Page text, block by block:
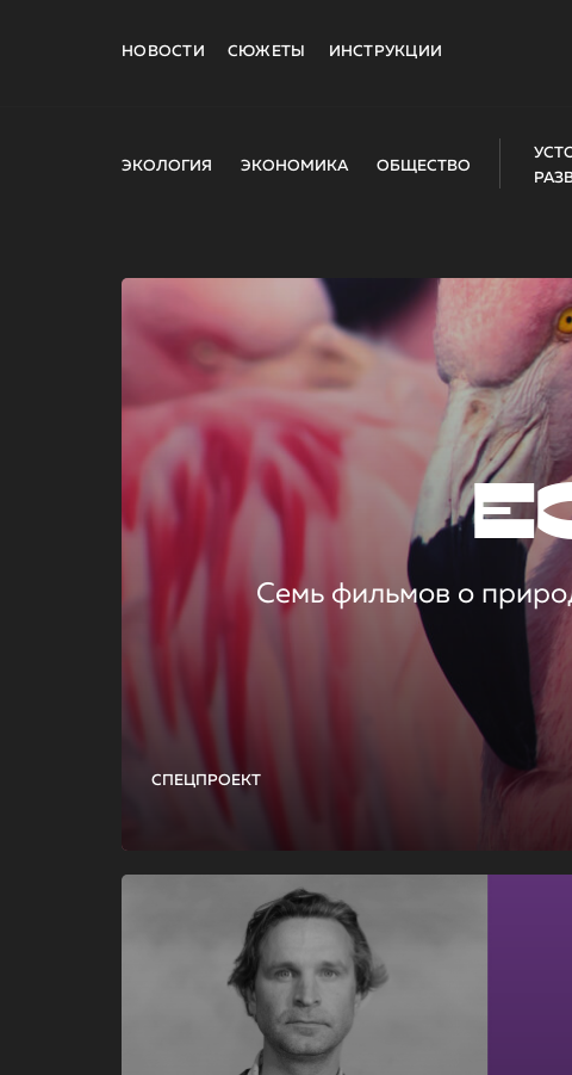
НОВОСТИ СЮЖЕТЫ ИНСТРУКЦИИ
ЭКОЛОГИЯ ЭКОНОМИКА ОБЩЕСТВО
СПЕЦПРОЕКТ
Семь фильмов о